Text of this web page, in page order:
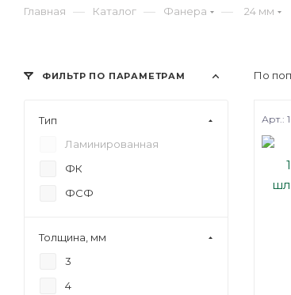
Главная — Каталог — Фанера — 24 мм
По
Арт.:
ФИЛЬТР ПО ПАРАМЕТРАМ
Тип
Ламинированная
ФК
ФСФ
Толщина, мм
3
4